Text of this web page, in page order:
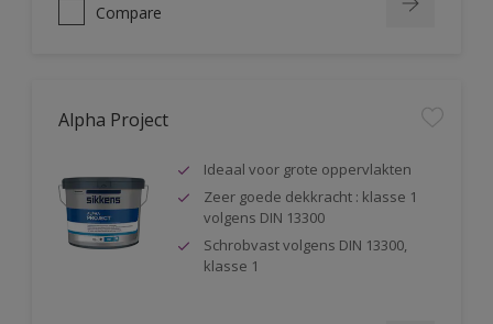
Compare
Alpha Project
Ideaal voor grote oppervlakten
Zeer goede dekkracht : klasse 1
volgens DIN 13300
Schrobvast volgens DIN 13300,
klasse 1